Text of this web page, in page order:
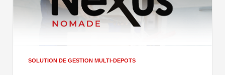
SOLUTION DE GESTION MULTI-DEPOTS